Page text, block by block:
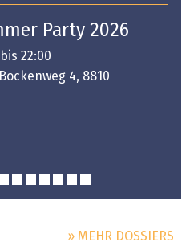
Party 2026
22:00
4, 8810
» MEHR DOSSIERS